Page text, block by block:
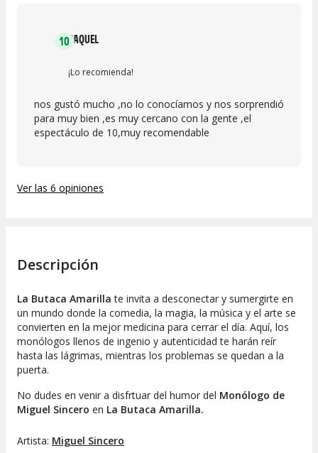
10RAQUEL
¡Lo recomienda!
nos gustó mucho ,no lo conocíamos y nos sorprendió
para muy bien ,es muy cercano con la gente ,el
espectáculo de 10,muy recomendable
Ver las 6 opiniones
Descripción
La Butaca Amarilla te invita a desconectar y sumergirte en
un mundo donde la comedia, la magia, la música y el arte se
convierten en la mejor medicina para cerrar el día. Aquí, los
monólogos llenos de ingenio y autenticidad te harán reír
hasta las lágrimas, mientras los problemas se quedan a la
puerta.
No dudes en venir a disfrtuar del humor del Monólogo de
Miguel Sincero en La Butaca Amarilla.
Artista: Miguel Sincero